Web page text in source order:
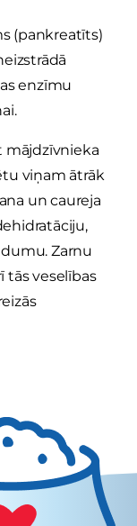
(pankreatīts)
enzīmu
mājdzīvnieka
viņam ātrāk
un caureja
Zarnu
tās veselības